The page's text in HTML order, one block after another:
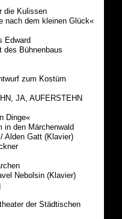
die Kulissen
nach dem kleinen Glück«
Edward
des Bühnenbaus
zum Kostüm
JA, AUFERSTEHN
Dinge«
in den Märchenwald
Alden Gatt (Klavier)
Nebolsin (Klavier)
der Städtischen